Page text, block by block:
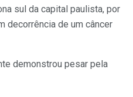
sul da capital paulista, por
decorrência de um câncer
demonstrou pesar pela